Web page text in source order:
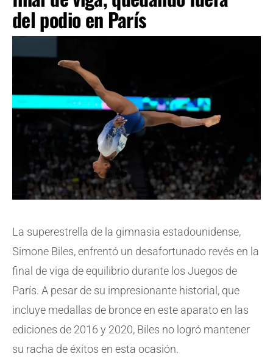
del podio en París
La superestrella de la gimnasia estadounidense,
Simone Biles, enfrentó un desafortunado revés en la
final de viga de equilibrio durante los Juegos de
París. A pesar de su impresionante historial, que
incluye medallas de bronce en este aparato en las
ediciones de 2016 y 2020, Biles no logró mantener
su racha de éxitos en esta ocasión.